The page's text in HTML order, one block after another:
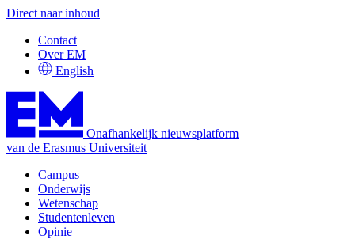
Direct naar inhoud
Contact
Over EM
English
Onafhankelijk nieuwsplatform
van de Erasmus Universiteit
Campus
Onderwijs
Wetenschap
Studentenleven
Opinie